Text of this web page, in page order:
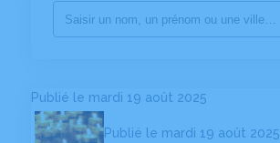
Publié le mardi 19 août 2025
Publié le mardi 19 août 2025